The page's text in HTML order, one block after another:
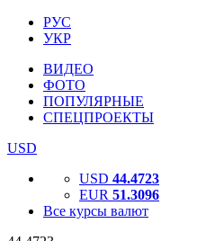
РУС
УКР
ВИДЕО
ФОТО
ПОПУЛЯРНЫЕ
СПЕЦПРОЕКТЫ
USD
USD 44.4723
EUR 51.3096
Все курсы валют